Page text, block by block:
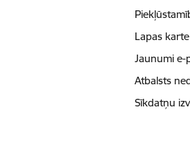
Lapas karte
Jaunumi e-
Atbalsts
Sīkdatņu